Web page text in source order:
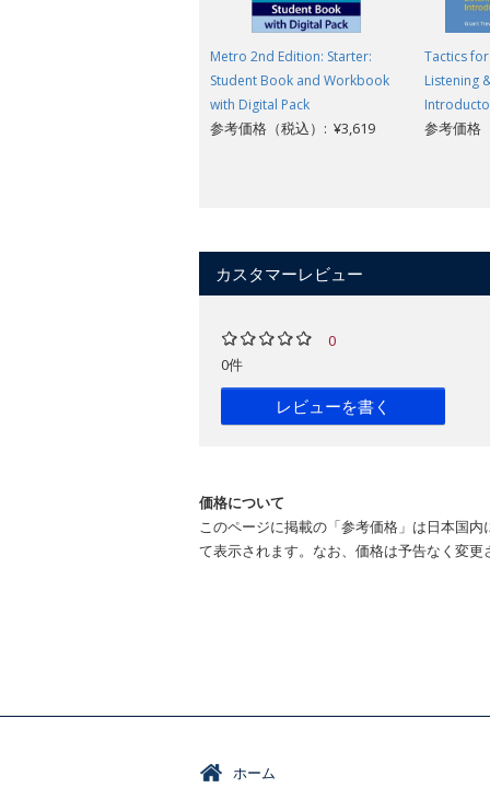
Metro 2nd Edition: Starter:
Student Book and Workbook
with Digital Pack
参考価格（税込）: ¥3,619
Tactics
Listening
参考価格
カスタマーレビュー
0
0件
レビューを書く
価格について
このページに掲載の「参考価格」は日本国
て表示されます。なお、価格は予告なく変
ホーム